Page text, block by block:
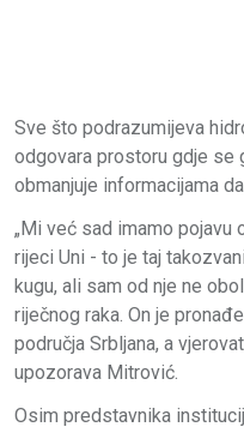
Sve što podrazumijeva
odgovara prostoru gdje se
obmanjuje informacijama
„Mi već sad imamo pojavu
rijeci Uni - to je taj
kugu, ali sam od nje ne
riječnog raka. On je
područja Srbljana, a
upozorava Mitrović.
Osim predstavnika